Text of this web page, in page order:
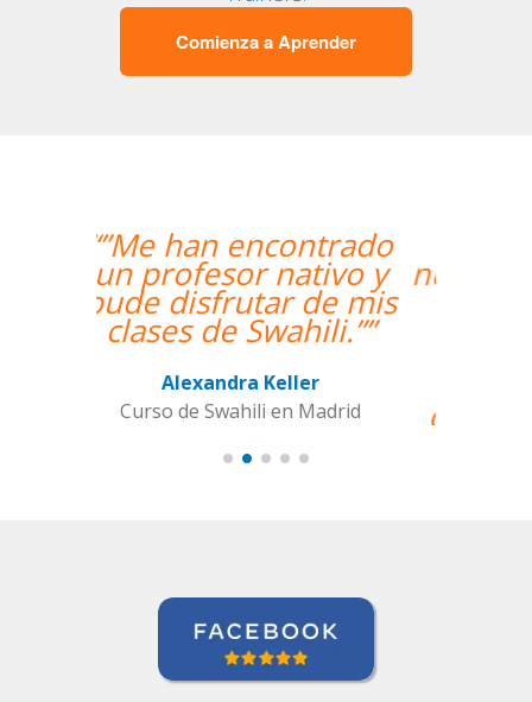
Comienza a Aprender
“”Hemos realizado
nuestra primera clase y
estamos muy
contentos. Nuestra
mujer encantadora,
que nos ha dado una
clase muy dinámica y
entretenida.””